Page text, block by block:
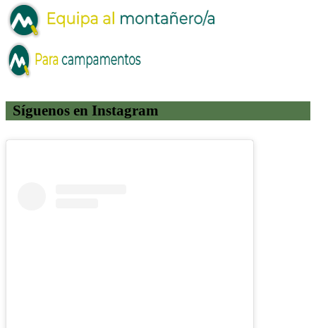
Síguenos en Instagram